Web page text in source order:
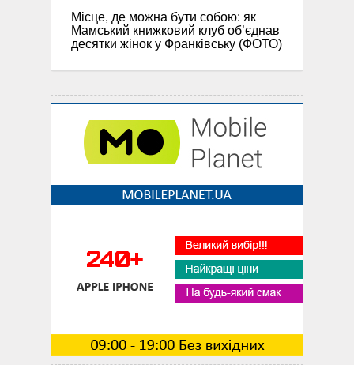
Місце, де можна бути собою: як
Мамський книжковий клуб об’єднав
десятки жінок у Франківську (ФОТО)